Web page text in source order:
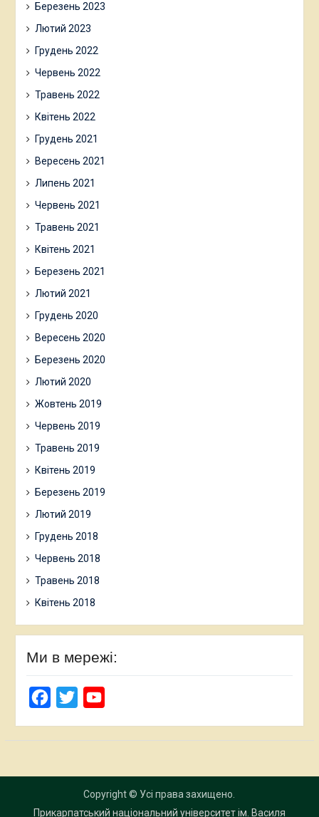
Березень 2023
Лютий 2023
Грудень 2022
Червень 2022
Травень 2022
Квітень 2022
Грудень 2021
Вересень 2021
Липень 2021
Червень 2021
Травень 2021
Квітень 2021
Березень 2021
Лютий 2021
Грудень 2020
Вересень 2020
Березень 2020
Лютий 2020
Жовтень 2019
Червень 2019
Травень 2019
Квітень 2019
Березень 2019
Лютий 2019
Грудень 2018
Червень 2018
Травень 2018
Квітень 2018
Ми в мережі:
Facebook
Twitter
Copyright © Усі права захищено.
Прикарпатський національний університет ім. Василя